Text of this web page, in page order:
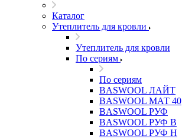
Каталог
Утеплитель для кровли
Утеплитель для кровли
По сериям
По сериям
BASWOOL ЛАЙТ
BASWOOL МАТ 40
BASWOOL РУФ
BASWOOL РУФ В
BASWOOL РУФ Н